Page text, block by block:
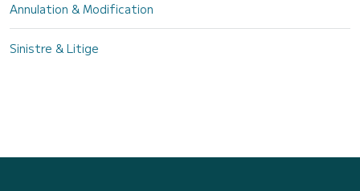
Annulation & Modification
Sinistre & Litige